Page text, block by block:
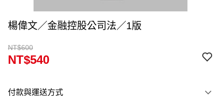
楊偉文／金融控股公司法／1版
NT$600
NT$540
付款與運送方式